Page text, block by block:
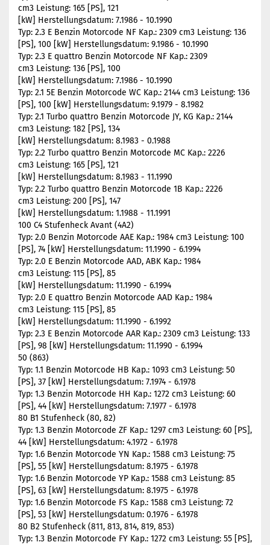
cm3 Leistung: 165 [PS], 121
[kW] Herstellungsdatum: 7.1986 - 10.1990
Typ: 2.3 E Benzin Motorcode NF Kap.: 2309 cm3 Leistung: 136
[PS], 100 [kW] Herstellungsdatum: 9.1986 - 10.1990
Typ: 2.3 E quattro Benzin Motorcode NF Kap.: 2309
cm3 Leistung: 136 [PS], 100
[kW] Herstellungsdatum: 7.1986 - 10.1990
Typ: 2.1 5E Benzin Motorcode WC Kap.: 2144 cm3 Leistung: 136
[PS], 100 [kW] Herstellungsdatum: 9.1979 - 8.1982
Typ: 2.1 Turbo quattro Benzin Motorcode JY, KG Kap.: 2144
cm3 Leistung: 182 [PS], 134
[kW] Herstellungsdatum: 8.1983 - 0.1988
Typ: 2.2 Turbo quattro Benzin Motorcode MC Kap.: 2226
cm3 Leistung: 165 [PS], 121
[kW] Herstellungsdatum: 8.1983 - 11.1990
Typ: 2.2 Turbo quattro Benzin Motorcode 1B Kap.: 2226
cm3 Leistung: 200 [PS], 147
[kW] Herstellungsdatum: 1.1988 - 11.1991
100 C4 Stufenheck Avant (4A2)
Typ: 2.0 Benzin Motorcode AAE Kap.: 1984 cm3 Leistung: 100
[PS], 74 [kW] Herstellungsdatum: 11.1990 - 6.1994
Typ: 2.0 E Benzin Motorcode AAD, ABK Kap.: 1984
cm3 Leistung: 115 [PS], 85
[kW] Herstellungsdatum: 11.1990 - 6.1994
Typ: 2.0 E quattro Benzin Motorcode AAD Kap.: 1984
cm3 Leistung: 115 [PS], 85
[kW] Herstellungsdatum: 11.1990 - 6.1992
Typ: 2.3 E Benzin Motorcode AAR Kap.: 2309 cm3 Leistung: 133
[PS], 98 [kW] Herstellungsdatum: 11.1990 - 6.1994
50 (863)
Typ: 1.1 Benzin Motorcode HB Kap.: 1093 cm3 Leistung: 50
[PS], 37 [kW] Herstellungsdatum: 7.1974 - 6.1978
Typ: 1.3 Benzin Motorcode HH Kap.: 1272 cm3 Leistung: 60
[PS], 44 [kW] Herstellungsdatum: 7.1977 - 6.1978
80 B1 Stufenheck (80, 82)
Typ: 1.3 Benzin Motorcode ZF Kap.: 1297 cm3 Leistung: 60 [PS],
44 [kW] Herstellungsdatum: 4.1972 - 6.1978
Typ: 1.6 Benzin Motorcode YN Kap.: 1588 cm3 Leistung: 75
[PS], 55 [kW] Herstellungsdatum: 8.1975 - 6.1978
Typ: 1.6 Benzin Motorcode YP Kap.: 1588 cm3 Leistung: 85
[PS], 63 [kW] Herstellungsdatum: 8.1975 - 6.1978
Typ: 1.6 Benzin Motorcode FS Kap.: 1588 cm3 Leistung: 72
[PS], 53 [kW] Herstellungsdatum: 0.1976 - 6.1978
80 B2 Stufenheck (811, 813, 814, 819, 853)
Typ: 1.3 Benzin Motorcode FY Kap.: 1272 cm3 Leistung: 55 [PS],